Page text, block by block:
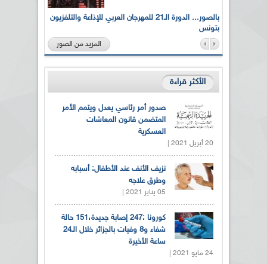
بالصور... الدورة الـ21 للمهرجان العربي للإذاعة والتلفزيون
بتونس
المزيد من الصور
الأكثر قراءة
صدور أمر رئاسي يعدل ويتمم الأمر
المتضمن قانون المعاشات
العسكرية
20 أبريل 2021 |
نزيف الأنف عند الأطفال: أسبابه
وطرق علاجه
05 يناير 2021 |
كورونا :247 إصابة جديدة،151 حالة
شفاء و8 وفيات بالجزائر خلال الـ24
ساعة الأخيرة
24 مايو 2021 |